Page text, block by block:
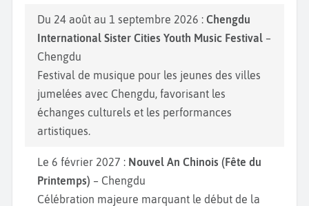
Du 24 août au 1 septembre 2026 : Chengdu
International Sister Cities Youth Music Festival
–
Chengdu
Festival de musique pour les jeunes des villes
jumelées avec Chengdu, favorisant les
échanges culturels et les performances
artistiques.
Le 6 février 2027 : Nouvel An Chinois (Fête du
Printemps) – Chengdu
Célébration majeure marquant le début de la